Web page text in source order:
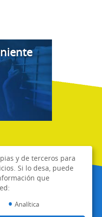
y de terceros para
Si lo desa, puede
que
• Analítica